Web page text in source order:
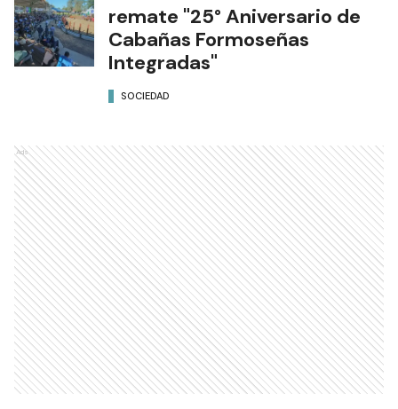
remate "25° Aniversario de
Cabañas Formoseñas
Integradas"
SOCIEDAD
Ads